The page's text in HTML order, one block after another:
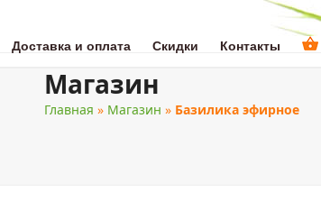
Доставка и оплата Скидки Контакты
Магазин
Главная » Магазин » Базилика эфирное